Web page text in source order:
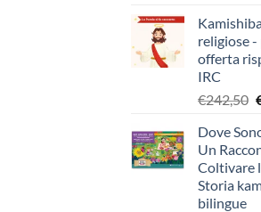
religiose
offerta
IRC
€242,50
Dove
Un
Coltivare
Storia
bilingue